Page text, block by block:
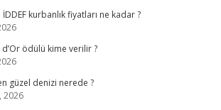
İDDEF kurbanlık fiyatları ne kadar ?
ödülü kime verilir ?
güzel denizi nerede ?
2026